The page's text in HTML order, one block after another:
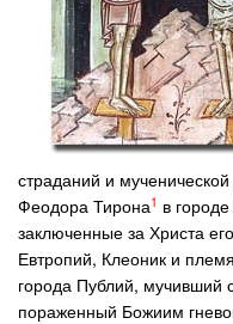
страданий и
Феодора Тирона1 в
заключенные за Христа
Евтропий, Клеоник и
города Публий, мучивший
пораженный Божиим